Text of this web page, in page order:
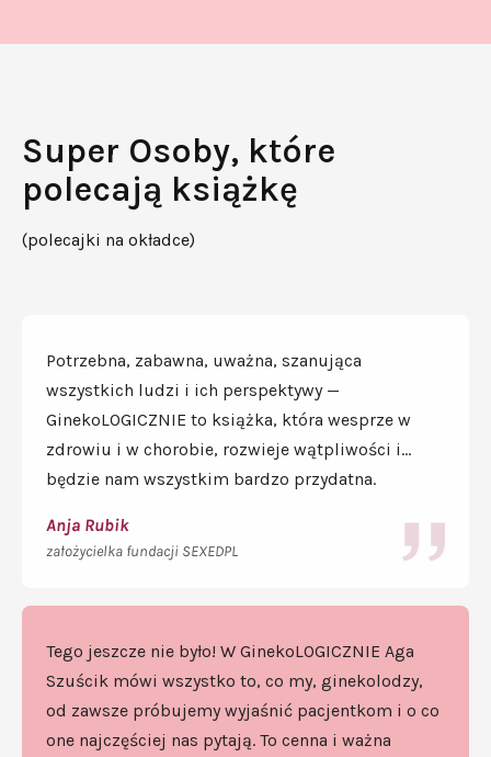
Super Osoby, które
polecają książkę
(polecajki na okładce)
Potrzebna, zabawna, uważna, szanująca
wszystkich ludzi i ich perspektywy —
GinekoLOGICZNIE to książka, która wesprze w
zdrowiu i w chorobie, rozwieje wątpliwości i…
będzie nam wszystkim bardzo przydatna.
Anja Rubik
założycielka fundacji SEXEDPL
Tego jeszcze nie było! W GinekoLOGICZNIE Aga
Szuścik mówi wszystko to, co my, ginekolodzy,
od zawsze próbujemy wyjaśnić pacjentkom i o co
one najczęściej nas pytają. To cenna i ważna